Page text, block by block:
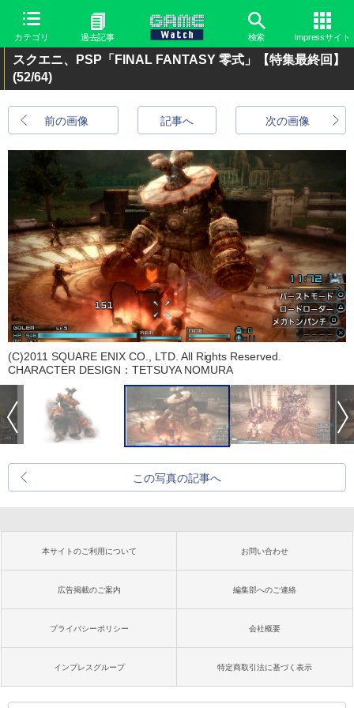
カテゴリ 過去記事 検索 Impressサイト
スクエニ、PSP「FINAL FANTASY 零式」【特集最終回】
(52/64)
前の画像 次の画像
記事へ
(C)2011 SQUARE ENIX CO., LTD. All Rights Reserved.
CHARACTER DESIGN：TETSUYA NOMURA
この写真の記事へ
本サイトのご利用について お問い合わせ
広告掲載のご案内 編集部へのご連絡
プライバシーポリシー 会社概要
インプレスグループ 特定商取引法に基づく表示